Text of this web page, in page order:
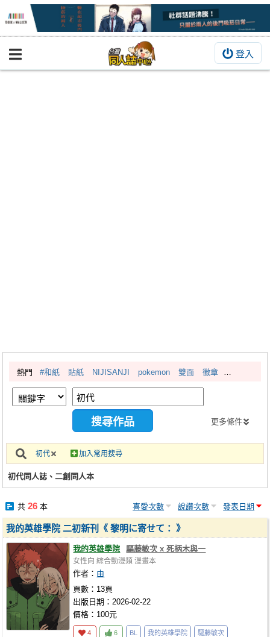
登入
BOOKY書集倉庫
繪圖藝廊
交流中心
攤位轉讓區
會員中心
註冊會員
熱門 #和紙 貼紙 NIJISANJI pokemon 雙面 徽章
更多條件
初代 加入常用搜尋
初代同人誌、二創同人本
共 26本 喜愛次數 說讚次數 發表日期
我的英雄學院 二初新刊《 黎明に寄せて： 》
我的英雄學院 驅藤敏次 x 死柄木與一
女性向 綜合動漫類 漫畫本
作者： 由
頁數：13頁
出版日期：2026-02-22
價格：100元
4 6 BL 我的英雄學院 驅藤敏次